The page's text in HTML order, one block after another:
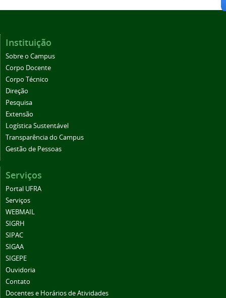
Instituição
Sobre o Campus
Corpo Docente
Corpo Técnico
Direção
Pesquisa
Extensão
Logística Sustentável
Transparência do Campus
Gestão de Pessoas
Serviços
Portal UFRA
Serviços
WEBMAIL
SIGRH
SIPAC
SIGAA
SIGEPE
Ouvidoria
Contato
Docentes e Horários de Atividades